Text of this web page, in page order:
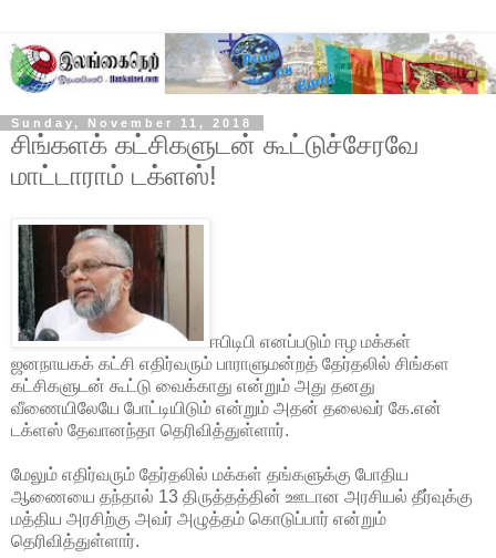
Sunday, November 11, 2018
சிங்களக் கட்சிகளுடன் கூட்டுச்சேரவே
மாட்டாராம் டக்ளஸ்!
ஈபிடிபி எனப்படும் ஈழ மக்கள்
ஜனநாயகக் கட்சி எதிர்வரும் பாராளுமன்றத் தேர்தலில் சிங்கள
கட்சிகளுடன் கூட்டு வைக்காது என்றும் அது தனது
வீணையிலேயே போட்டியிடும் என்றும் அதன் தலைவர் கே.என்
டக்ளஸ் தேவானந்தா தெரிவித்துள்ளார்.
மேலும் எதிர்வரும் தேர்தலில் மக்கள் தங்களுக்கு போதிய
ஆணையை தந்தால் 13 திருத்தத்தின் ஊடான அரசியல் தீர்வுக்கு
மத்திய அரசிற்கு அவர் அழுத்தம் கொடுப்பார் என்றும்
தெரிவித்துள்ளார்.